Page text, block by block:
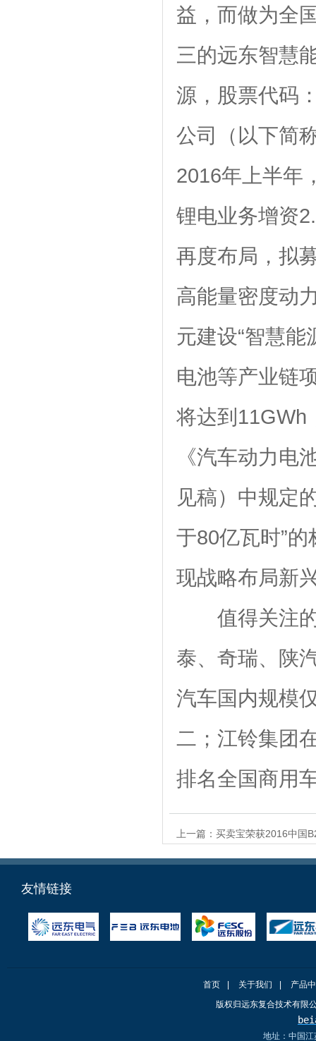
益，而做为全
三的远东智慧
源，股票代码
公司（以下简
2016年上半年
锂电业务增资
再度布局，拟
高能量密度动
元建设“智慧
电池等产业链
将达到11GWh
《汽车动力电
见稿）中规定
于80亿瓦时”
现战略布局新
值得关注
泰、奇瑞、陕
汽车国内规模
二；江铃集团
排名全国商用
上一篇： 买卖宝荣获2016中国
友情链接
首页 关于我们
产品
版权归远东复合技术有限
地址：中国江